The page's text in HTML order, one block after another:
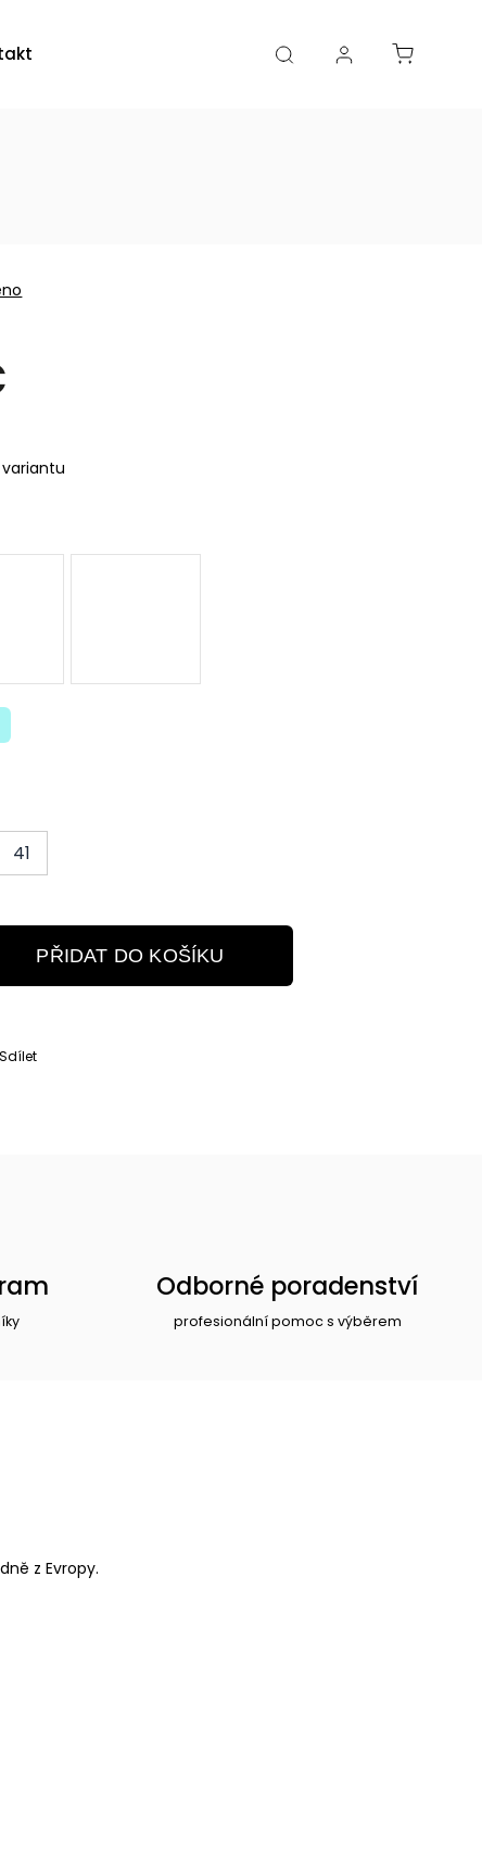
41
PŘIDAT DO KOŠÍKU
Sdílet
Odborné poradenství
profesionální pomoc s výběrem
z Evropy.